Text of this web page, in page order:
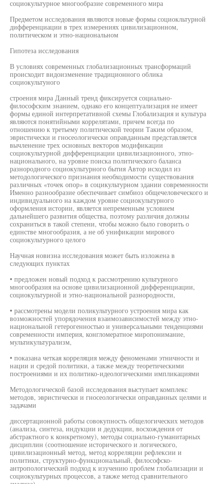
социокультурное многообразие современного мира
Предметом исследования являются новые формы социокльтурной
дифференциации в трех измерениях цивилизационном,
политическом и этно-национальном
Гипотеза исследования
В условиях современных глобализационных трансформаций
происходит видоизменение традиционного облика
социокультуного
строения мира Данный тренд фиксируется социально-
философским знанием, однако его концептуализация не имеет
формы единой интерпретативной схемы Глобализация и культура
являются понятийными коррелятами, причем всегда по
отношению к третьему политической теории Таким образом,
эвристически и гносеологически оправданным представляется
вычленение трех основных векторов модификации
социокультурной дифференциации цивилизационного, этно-
национального, на уровне поиска политического баланса
разнородного социокультурного бытия Автор исходил из
методологического признания необходимости существования
различных «точек опор» в социкультурном здании современности
Именно разнообразие обеспечивает симбиоз общечеловеческого и
индивидуального на каждом уровне социокультурного
оформления истории, является непременным условием
дальнейшего развития общества, поэтому различия должны
сохраниться в такой степени, чтобы можно было говорить о
единстве многообразия, а не об унификации мирового
социокультурного целого
Научная новизна исследования может быть изложена в
следующих пунктах
• предложен новый подход к рассмотрению культурного
многообразия на основе цивилизационной дифференциации,
социокультурной и этно-национальной разнородности,
• рассмотрены модели поликультурного устроения мира как
возможностей упорядочения взаимозависимостей между этно-
национальной гетерогенностью и универсальными тенденциями
современности империя, конгломератное миропонимание,
мультикультурализм,
• показана четкая корреляция между феноменами этничности и
нации и средой политики, а также между теоретическими
построениями и их политико-идеологическими импликациями
Методологической базой исследования выступает комплекс
методов, эвристически и гносеологически оправданных целями и
задачами
диссертационной работы совокупность общелогических методов
(анализа, синтеза, индукции и дедукции, восхождения от
абстрактного к конкретному), методы социально-гуманитарных
дисциплин (соотношение исторического и логического,
цивилизационный метод, метод корреляции рефлексии и
политики, структурно-функциональный, философско-
антропологический подход к изучению проблем глобализации и
социокультурных процессов, а также метод сравнительного